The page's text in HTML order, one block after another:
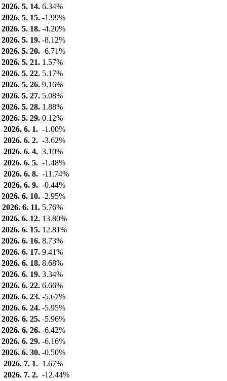
2026. 5. 14. 6.34%
2026. 5. 15. -1.99%
2026. 5. 18. -4.20%
2026. 5. 19. -8.12%
2026. 5. 20. -6.71%
2026. 5. 21. 1.57%
2026. 5. 22. 5.17%
2026. 5. 26. 9.16%
2026. 5. 27. 5.08%
2026. 5. 28. 1.88%
2026. 5. 29. 0.12%
2026. 6. 1. -1.00%
2026. 6. 2. -3.62%
2026. 6. 4. 3.10%
2026. 6. 5. -1.48%
2026. 6. 8. -11.74%
2026. 6. 9. -0.44%
2026. 6. 10. -2.95%
2026. 6. 11. 5.76%
2026. 6. 12. 13.80%
2026. 6. 15. 12.81%
2026. 6. 16. 8.73%
2026. 6. 17. 9.41%
2026. 6. 18. 8.68%
2026. 6. 19. 3.34%
2026. 6. 22. 6.66%
2026. 6. 23. -5.67%
2026. 6. 24. -5.95%
2026. 6. 25. -5.96%
2026. 6. 26. -6.42%
2026. 6. 29. -6.16%
2026. 6. 30. -0.50%
2026. 7. 1. 1.67%
2026. 7. 2. -12.44%